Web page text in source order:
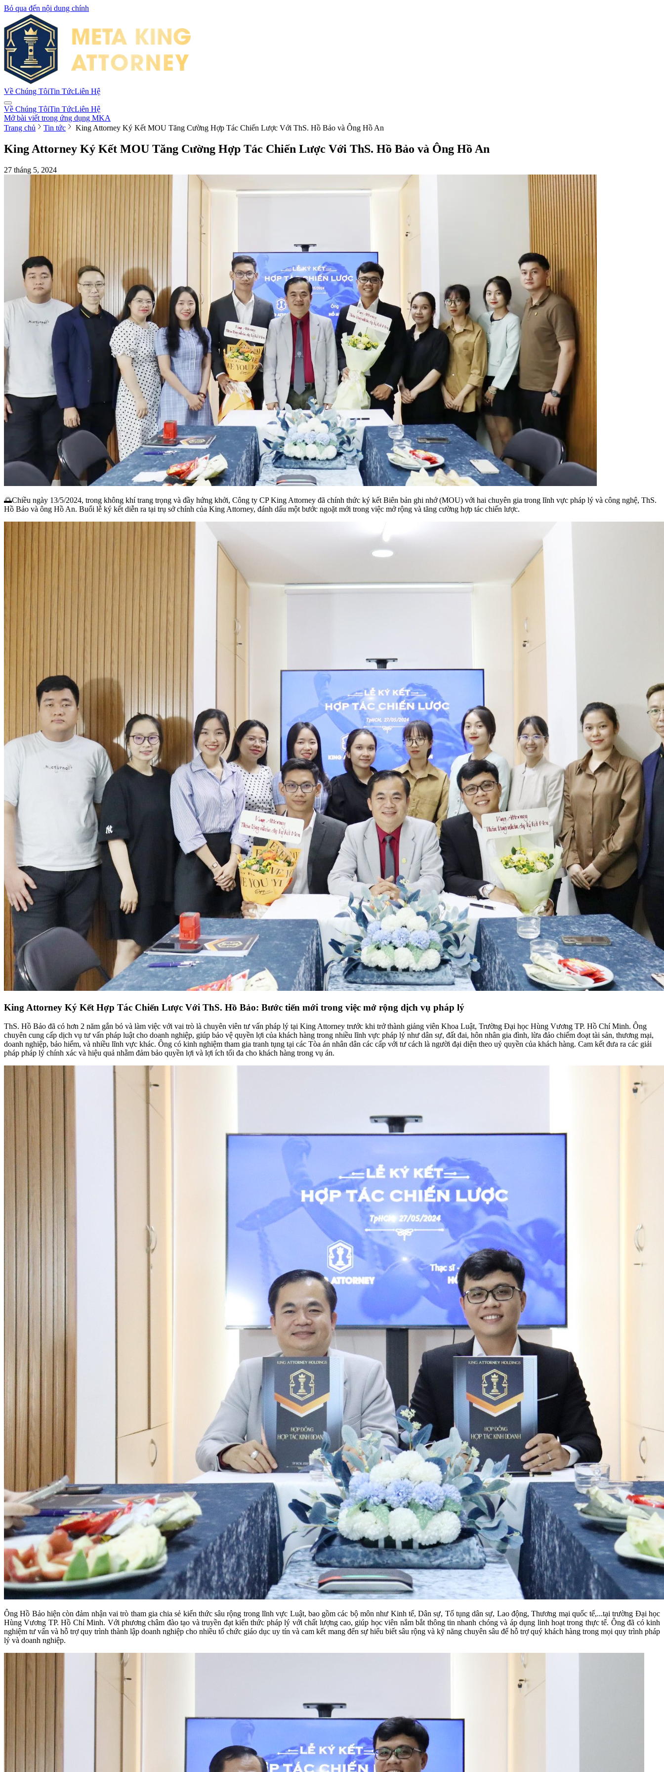
Bỏ qua đến nội dung chính
Về Chúng TôiTin TứcLiên Hệ
Về Chúng TôiTin TứcLiên Hệ
Mở bài viết trong ứng dụng MKA
Trang chủ
Tin tức King Attorney Ký Kết MOU Tăng Cường Hợp Tác Chiến Lược Với ThS. Hồ Bảo và Ông Hồ An
King Attorney Ký Kết MOU Tăng Cường Hợp Tác Chiến Lược Với ThS. Hồ Bảo và Ông Hồ An
27 tháng 5, 2024
🌅Chiều ngày 13/5/2024, trong không khí trang trọng và đầy hứng khởi, Công ty CP King Attorney đã chính thức ký kết Biên bản ghi nhớ (MOU) với hai chuyên gia trong lĩnh vực pháp lý và công nghệ, ThS.
Hồ Bảo và ông Hồ An. Buổi lễ ký kết diễn ra tại trụ sở chính của King Attorney, đánh dấu một bước ngoặt mới trong việc mở rộng và tăng cường hợp tác chiến lược.
King Attorney Ký Kết Hợp Tác Chiến Lược Với ThS. Hồ Bảo: Bước tiến mới trong việc mở rộng dịch vụ pháp lý
ThS. Hồ Bảo đã có hơn 2 năm gắn bó và làm việc với vai trò là chuyên viên tư vấn pháp lý tại King Attorney trước khi trở thành giảng viên Khoa Luật, Trường Đại học Hùng Vương TP. Hồ Chí Minh. Ông
chuyên cung cấp dịch vụ tư vấn pháp luật cho doanh nghiệp, giúp bảo vệ quyền lợi của khách hàng trong nhiều lĩnh vực pháp lý như dân sự, đất đai, hôn nhân gia đình, lừa đảo chiếm đoạt tài sản, thương mại,
doanh nghiệp, bảo hiểm, và nhiều lĩnh vực khác. Ông có kinh nghiệm tham gia tranh tụng tại các Tòa án nhân dân các cấp với tư cách là người đại diện theo uỷ quyền của khách hàng. Cam kết đưa ra các giải
pháp pháp lý chính xác và hiệu quả nhằm đảm bảo quyền lợi và lợi ích tối đa cho khách hàng trong vụ án.
Ông Hồ Bảo hiện còn đảm nhận vai trò tham gia chia sẻ kiến thức sâu rộng trong lĩnh vực Luật, bao gồm các bộ môn như Kinh tế, Dân sự, Tố tụng dân sự, Lao động, Thương mại quốc tế,...tại trường Đại học
Hùng Vương TP. Hồ Chí Minh. Với phương châm đào tạo và truyền đạt kiến thức pháp lý với chất lượng cao, giúp học viên nắm bắt thông tin nhanh chóng và áp dụng linh hoạt trong thực tế. Ông đã có kinh
nghiệm tư vấn và hỗ trợ quy trình thành lập doanh nghiệp cho nhiều tổ chức giáo dục uy tín và cam kết mang đến sự hiểu biết sâu rộng và kỹ năng chuyên sâu để hỗ trợ quý khách hàng trong mọi quy trình pháp
lý và doanh nghiệp.